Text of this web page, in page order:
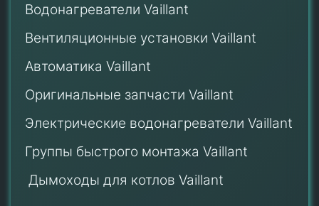
Водонагреватели Vaillant
Вентиляционные установки Vaillant
Автоматика Vaillant
Оригинальные запчасти Vaillant
Электрические водонагреватели Vaillant
Группы быстрого монтажа Vaillant
Дымоходы для котлов Vaillant